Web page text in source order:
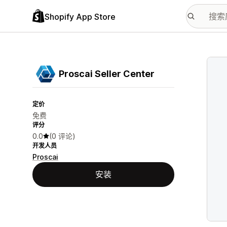
Shopify App Store
Proscai Seller Center
定价
免费
评分
0.0 (0 评论)
开发人员
Proscai
安装
配图